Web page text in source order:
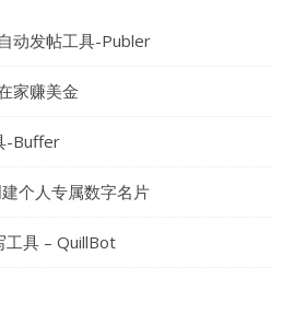
动发帖工具-Publer
家赚美金
-Buffer
个人专属数字名片
工具 – QuillBot